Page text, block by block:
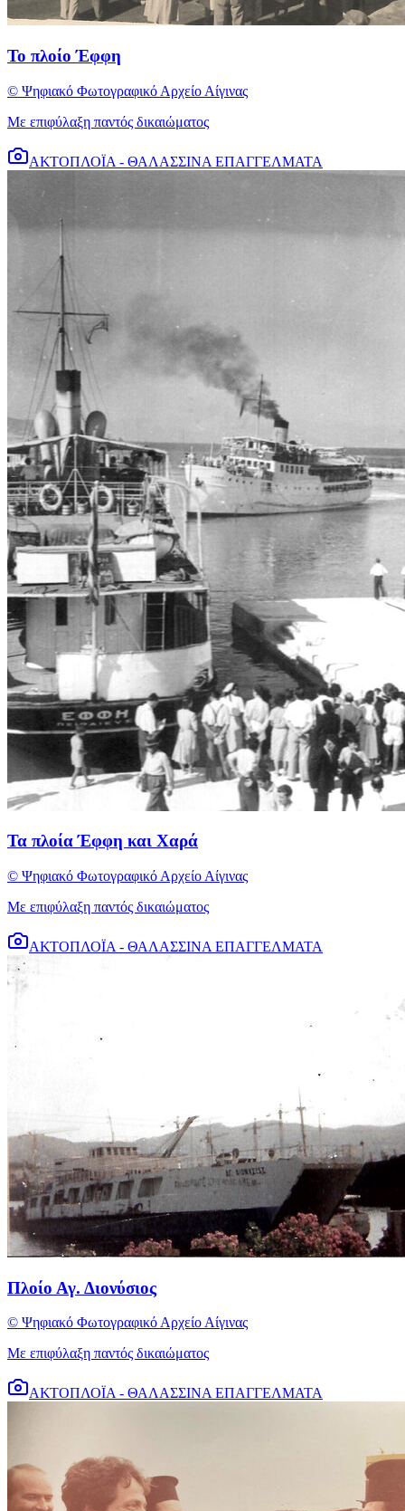
Το πλοίο Έφφη
© Ψηφιακό Φωτογραφικό Αρχείο Αίγινας
Με επιφύλαξη παντός δικαιώματος
ΑΚΤΟΠΛΟΪΑ - ΘΑΛΑΣΣΙΝΑ ΕΠΑΓΓΕΛΜΑΤΑ
Τα πλοία Έφφη και Χαρά
© Ψηφιακό Φωτογραφικό Αρχείο Αίγινας
Με επιφύλαξη παντός δικαιώματος
ΑΚΤΟΠΛΟΪΑ - ΘΑΛΑΣΣΙΝΑ ΕΠΑΓΓΕΛΜΑΤΑ
Πλοίο Αγ. Διονύσιος
© Ψηφιακό Φωτογραφικό Αρχείο Αίγινας
Με επιφύλαξη παντός δικαιώματος
ΑΚΤΟΠΛΟΪΑ - ΘΑΛΑΣΣΙΝΑ ΕΠΑΓΓΕΛΜΑΤΑ